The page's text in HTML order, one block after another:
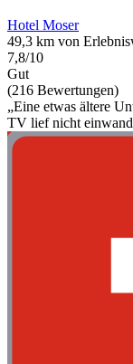
Hotel Moser
49,3 km von
7,8/10
Gut
(216 Bewertungen)
„Eine etwas ältere
TV lief nicht